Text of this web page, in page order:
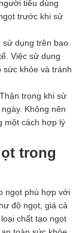
tiêu dùng
trước khi sử
sử dụng trên bao
Việc sử dụng
sức khỏe và tránh
trọng khi sử
Không nên
một cách hợp lý
trong
ngọt phù hợp với
độ ngọt, giá cả
chất tạo ngọt